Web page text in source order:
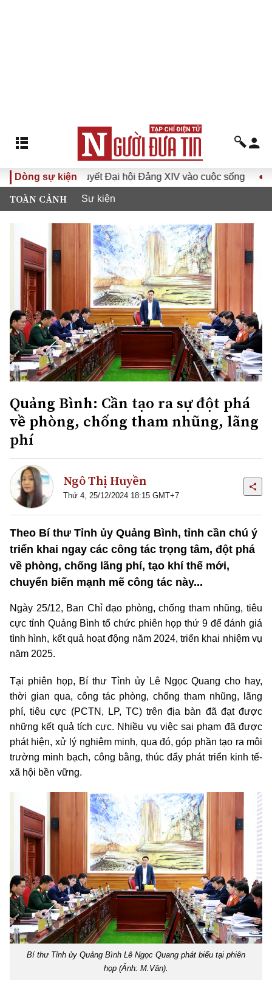
Dòng sự kiện
Đưa Nghị quyết Đại hội Đảng XIV vào cuộc sống Hướng
TOÀN CẢNH Sự kiện
Quảng Bình: Cần tạo ra sự đột phá
về phòng, chống tham nhũng, lãng
phí
Ngô Thị Huyền
Thứ 4, 25/12/2024 18:15 GMT+7
Theo Bí thư Tỉnh ủy Quảng Bình, tỉnh cần chú ý
triển khai ngay các công tác trọng tâm, đột phá
về phòng, chống lãng phí, tạo khí thế mới,
chuyển biến mạnh mẽ công tác này...
Ngày 25/12, Ban Chỉ đạo phòng, chống tham nhũng, tiêu
cực tỉnh Quảng Bình tổ chức phiên họp thứ 9 để đánh giá
tình hình, kết quả hoạt động năm 2024, triển khai nhiệm vụ
năm 2025.
Tại phiên họp, Bí thư Tỉnh ủy Lê Ngọc Quang cho hay,
thời gian qua, công tác phòng, chống tham nhũng, lãng
phí, tiêu cực (PCTN, LP, TC) trên địa bàn đã đạt được
những kết quả tích cực. Nhiều vụ việc sai phạm đã được
phát hiện, xử lý nghiêm minh, qua đó, góp phần tạo ra môi
trường minh bạch, công bằng, thúc đẩy phát triển kinh tế-
xã hội bền vững.
Bí thư Tỉnh ủy Quảng Bình Lê Ngọc Quang phát biểu tại phiên
họp (Ảnh: M.Văn).